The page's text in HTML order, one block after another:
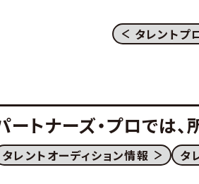
タレントプ
ートナーズ・プロでは、
タレントオーディション情報 タ